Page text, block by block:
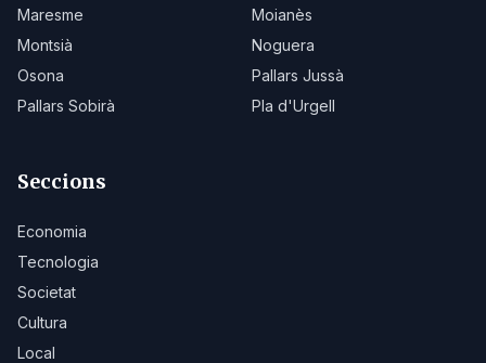
Maresme
Moianès
Montsià
Noguera
Osona
Pallars Jussà
Pallars Sobirà
Pla d'Urgell
Seccions
Economia
Tecnologia
Societat
Cultura
Local